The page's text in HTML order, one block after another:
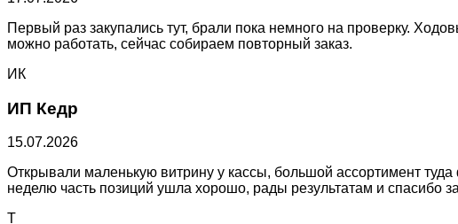
Первый раз закупались тут, брали пока немного на проверку.
можно работать, сейчас собираем повторный заказ.
ИК
ИП Кедр
15.07.2026
Открывали маленькую витрину у кассы, большой ассортимент
неделю часть позиций ушла хорошо, рады результатам и спасибо
Т